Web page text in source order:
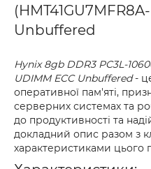
Unbuffered
Hynix 8gb DDR3 PC3L-
UDIMM ECC Unbuffered-
оперативної пам'яті,
серверних системах та
до продуктивності та
докладний опис разом з
характеристиками цього